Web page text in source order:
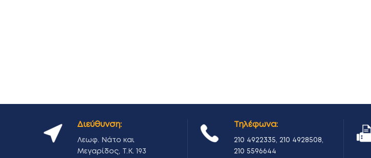
Διεύθυνση:
Λεωφ. Νάτο και
Μεγαρίδος, Τ.Κ. 193
Τηλέφωνα:
210 4922335, 210 4928508,
210 5596644